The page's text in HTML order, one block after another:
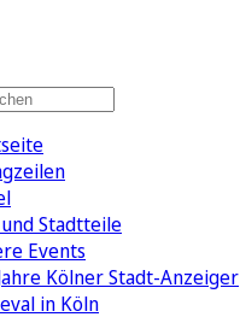
Stadtteile
Events
Kölner Stadt-Anzeiger
in Köln